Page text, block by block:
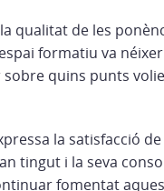
qualitat de les
formatiu va
quins punts
la satisfacció
tingut i la seva
fomentat